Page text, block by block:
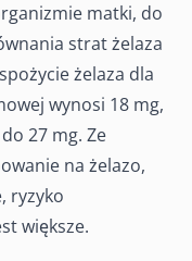
matki, do
strat żelaza
żelaza dla
wynosi 18 mg,
27 mg. Ze
na żelazo,
ryzyko
większe.